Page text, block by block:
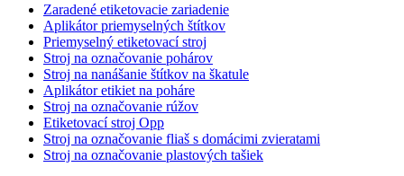
Zaradené etiketovacie zariadenie
Aplikátor priemyselných štítkov
Priemyselný etiketovací stroj
Stroj na označovanie pohárov
Stroj na nanášanie štítkov na škatule
Aplikátor etikiet na poháre
Stroj na označovanie rúžov
Etiketovací stroj Opp
Stroj na označovanie fliaš s domácimi zvieratami
Stroj na označovanie plastových tašiek